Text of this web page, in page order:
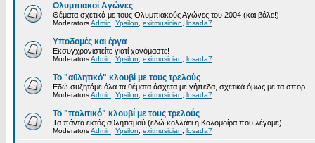
Ολυμπιακοί Αγώνες
Θέματα σχετικά με τους Ολυμπιακούς Αγώνες του 2004 (και βάλε!)
ModeratorsAdmin Ypsilon exitmusician losada7
Υποδομές και έργα
Εκσυγχρονιστείτε γιατί χανόμαστε!
ModeratorsAdmin Ypsilon exitmusician losada7
Το "αθλητικό" κλουβί με τους τρελούς
Εδώ συζητάμε όλα τα θέματα άσχετα με γήπεδα, σχετικά όμως με τα σπορ
ModeratorsAdmin Ypsilon exitmusician losada7
Το "πολιτικό" κλουβί με τους τρελούς
Τα πάντα εκτός αθλητισμού (εδώ κολλάει η Καλομοίρα που λέγαμε)
ModeratorsAdmin Ypsilon exitmusician losada7